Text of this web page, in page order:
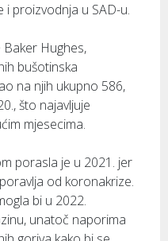
i proizvodnja u SAD-u.
Hughes,
bušotinska
na njih ukupno 586,
što najavljuje
mjesecima.
porasla je u 2021. jer
od koronakrize.
bi u 2022.
unatoč naporima